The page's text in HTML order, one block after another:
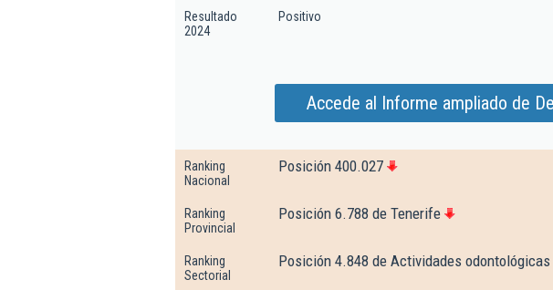
Resultado
2024
Positivo
Accede al Informe ampliado de
Ranking
Nacional
Posición 400.027
Ranking
Provincial
Posición 6.788 de Tenerife
Ranking
Sectorial
Posición 4.848 de Actividades odontológicas